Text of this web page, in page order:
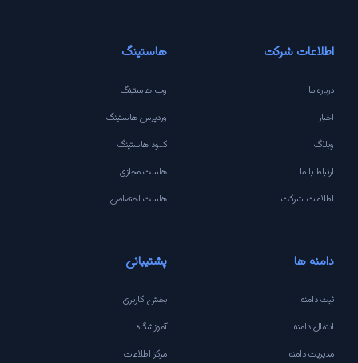
اطلاعات شرکت
درباره ما
اخبار
وبلاگ
ارتباط با ما
اطلاعات شرکت
هاستینگ
وب هاستینگ
وردپرس هاستینگ
کلود هاستینگ
هاست مجازی
هاست اختصاصی
دامنه ها
ثبت دامنه
انتقال دامنه
مدیریت دامنه
پشتیبانی
بخش کاربری
آموزشگاه
مرکز اطلاعات